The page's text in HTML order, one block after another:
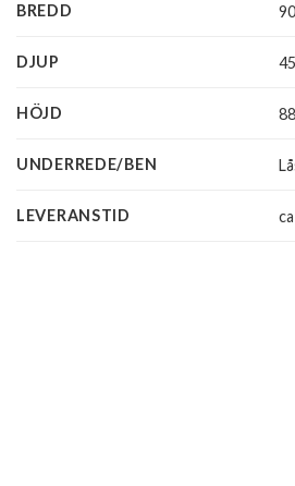
BREDD
DJUP
HÖJD
UNDERREDE/BEN
LEVERANSTID